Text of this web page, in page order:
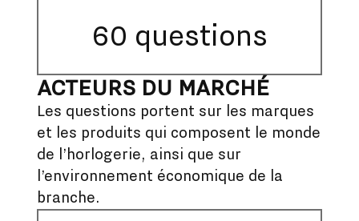
60 questions
ACTEURS DU MARCHÉ
Les questions portent sur les marques
et les produits qui composent le monde
de l’horlogerie, ainsi que sur
l’environnement économique de la
branche.